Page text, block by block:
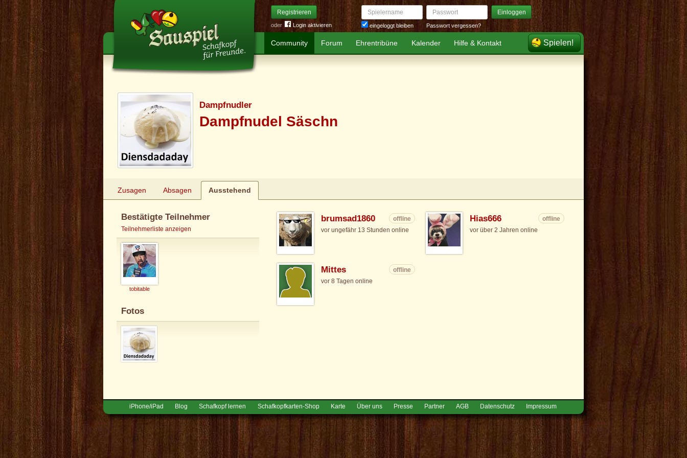
Registrieren
oder Login aktivieren
Spielername
eingeloggt bleiben
Passwort Einloggen
Passwort vergessen?
Community Forum Ehrentribüne Kalender Hilfe & Kontakt Spielen!
Dampfnudler
Dampfnudel Säschn
Zusagen Absagen Ausstehend
Bestätigte Teilnehmer
Teilnehmerliste anzeigen
tobitable
Fotos
brumsad1860
offline
vor ungefähr 13 Stunden online
Hias666
offline
vor über 2 Jahren online
Mittes
offline
vor 8 Tagen online
iPhone/iPad Blog Schafkopf lernen Schafkopfkarten-Shop Karte Über uns Presse Partner AGB Datenschutz Impressum